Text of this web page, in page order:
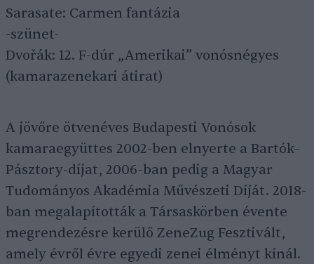
Sarasate: Carmen fantázia
-szünet-
Dvořák: 12. F-dúr „Amerikai” vonósnégyes
(kamarazenekari átirat)
A jövőre ötvenéves Budapesti Vonósok
kamaraegyüttes 2002-ben elnyerte a Bartók–
Pásztory-díjat, 2006-ban pedig a Magyar
Tudományos Akadémia Művészeti Díját. 2018-
ban megalapították a Társaskörben évente
megrendezésre kerülő ZeneZug Fesztivált,
amely évről évre egyedi zenei élményt kínál.